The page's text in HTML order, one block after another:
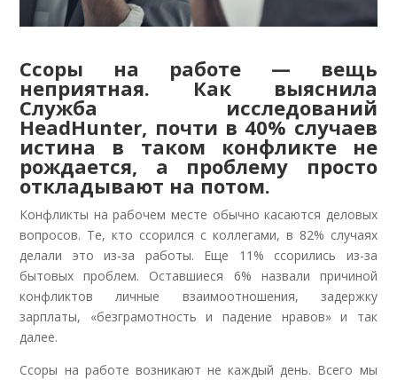
Ссоры на работе — вещь
неприятная. Как выяснила
Служба исследований
HeadHunter, почти в 40% случаев
истина в таком конфликте не
рождается, а проблему просто
откладывают на потом.
Конфликты на рабочем месте обычно касаются деловых
вопросов. Те, кто ссорился с коллегами, в 82% случаях
делали это из-за работы. Еще 11% ссорились из-за
бытовых проблем. Оставшиеся 6% назвали причиной
конфликтов личные взаимоотношения, задержку
зарплаты, «безграмотность и падение нравов» и так
далее.
Ссоры на работе возникают не каждый день. Всего мы